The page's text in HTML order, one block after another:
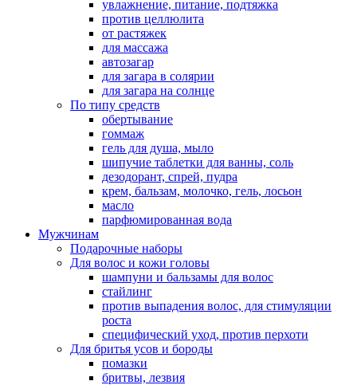
увлажнение, питание, подтяжка
против целлюлита
от растяжек
для массажа
автозагар
для загара в солярии
для загара на солнце
По типу средств
обертывание
гоммаж
гель для душа, мыло
шипучие таблетки для ванны, соль
дезодорант, спрей, пудра
крем, бальзам, молочко, гель, лосьон
масло
парфюмированная вода
Мужчинам
Подарочные наборы
Для волос и кожи головы
шампуни и бальзамы для волос
стайлинг
против выпадения волос, для стимуляции
роста
специфический уход, против перхоти
Для бритья усов и бороды
помазки
бритвы, лезвия